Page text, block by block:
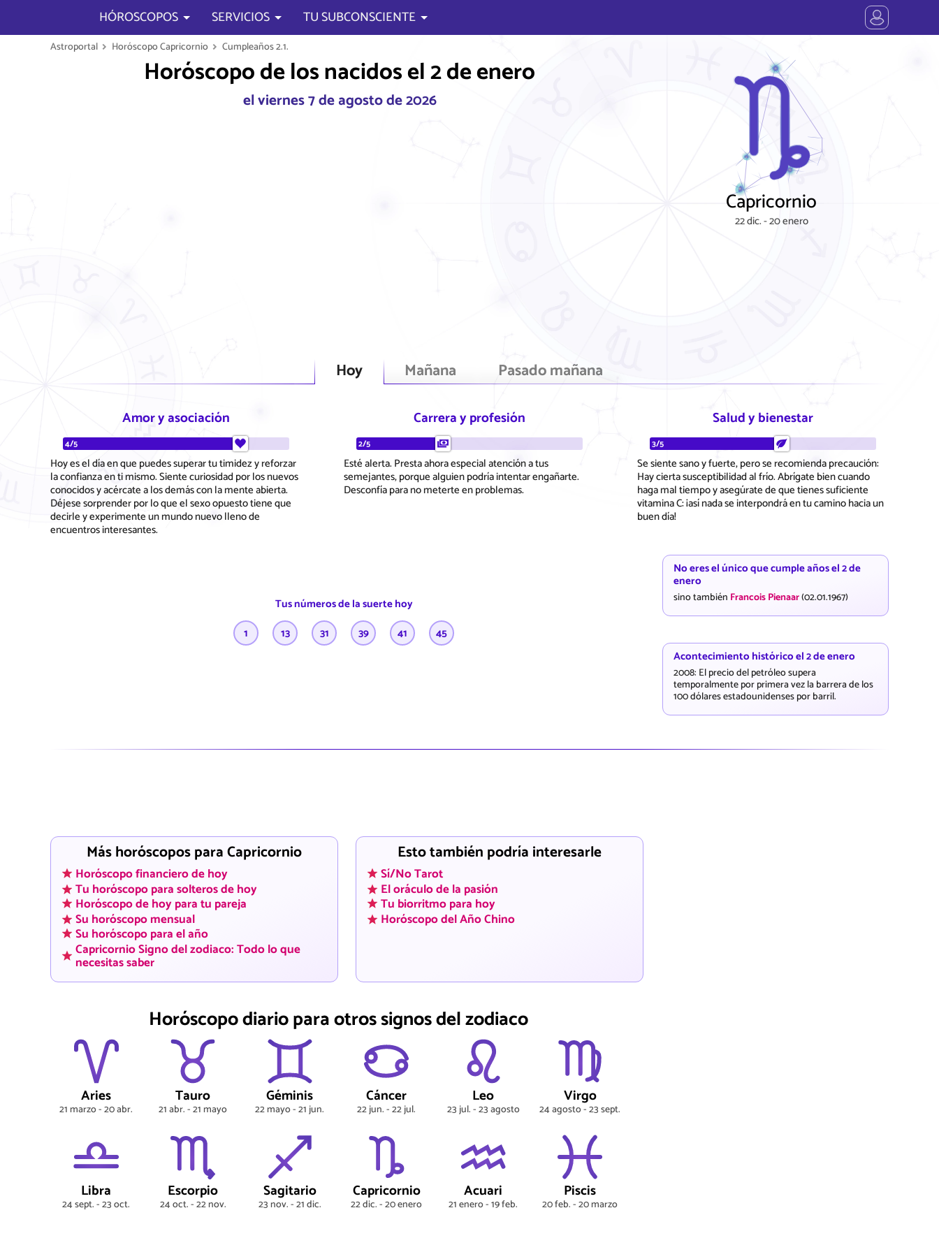
HÓROSCOPOS SERVICIOS TU SUBCONSCIENTE
Astroportal Horóscopo Capricornio Cumpleaños 2.1.
Horóscopo de los nacidos el 2 de enero
el viernes 7 de agosto de 2026
Capricornio
22 dic. - 20 enero
Hoy Mañana Pasado mañana
Amor y asociación
4/5
Hoy es el día en que puedes superar tu timidez y reforzar
la confianza en ti mismo. Siente curiosidad por los nuevos
conocidos y acércate a los demás con la mente abierta.
Déjese sorprender por lo que el sexo opuesto tiene que
decirle y experimente un mundo nuevo lleno de
encuentros interesantes.
Carrera y profesión
2/5
Esté alerta. Presta ahora especial atención a tus
semejantes, porque alguien podría intentar engañarte.
Desconfía para no meterte en problemas.
Salud y bienestar
3/5
Se siente sano y fuerte, pero se recomienda precaución:
Hay cierta susceptibilidad al frío. Abrígate bien cuando
haga mal tiempo y asegúrate de que tienes suficiente
vitamina C: ¡así nada se interpondrá en tu camino hacia un
buen día!
Tus números de la suerte hoy
1
13 31 39 41 45
No eres el único que cumple años el 2 de
enero
sino también Francois Pienaar(02.01.1967)
Acontecimiento histórico el 2 de enero
2008: El precio del petróleo supera
temporalmente por primera vez la barrera de los
100 dólares estadounidenses por barril.
Más horóscopos para Capricornio
Horóscopo financiero de hoy
Tu horóscopo para solteros de hoy
Horóscopo de hoy para tu pareja
Su horóscopo mensual
Su horóscopo para el año
Capricornio Signo del zodiaco: Todo lo que
necesitas saber
Esto también podría interesarle
Sí/No Tarot
El oráculo de la pasión
Tu biorritmo para hoy
Horóscopo del Año Chino
Horóscopo diario para otros signos del zodiaco
Aries
21 marzo - 20 abr.
Tauro
21 abr. - 21 mayo
Géminis
22 mayo - 21 jun.
Cáncer
22 jun. - 22 jul.
Leo
23 jul. - 23 agosto
Virgo
24 agosto - 23 sept.
Libra
24 sept. - 23 oct.
Escorpio
24 oct. - 22 nov.
Sagitario
23 nov. - 21 dic.
Capricornio
22 dic. - 20 enero
Acuari
21 enero - 19 feb.
Piscis
20 feb. - 20 marzo